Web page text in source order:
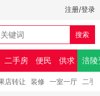
注册/登录
二手房 便民 供求 涪陵
店转让 装修 一室一厅 二手